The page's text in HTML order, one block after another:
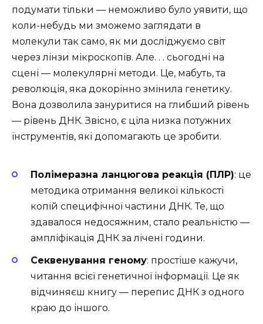
подумати тільки — неможливо було уявити, що
коли-небудь ми зможемо заглядати в
молекули так само, як ми досліджуємо світ
через лінзи мікроскопів. Але. . . сьогодні на
сцені — молекулярні методи. Це, мабуть, та
революція, яка докорінно змінила генетику.
Вона дозволила зануритися на глибший рівень
— рівень ДНК. Звісно, є ціла низка потужних
інструментів, які допомагають це зробити.
Полімеразна ланцюгова реакція (ПЛР): це
методика отримання великої кількості
копій специфічної частини ДНК. Те, що
здавалося недосяжним, стало реальністю —
ампліфікація ДНК за лічені години.
Секвенування геному: простіше кажучи,
читання всієї генетичної інформації. Це як
відчиняєш книгу — перепис ДНК з одного
краю до іншого.